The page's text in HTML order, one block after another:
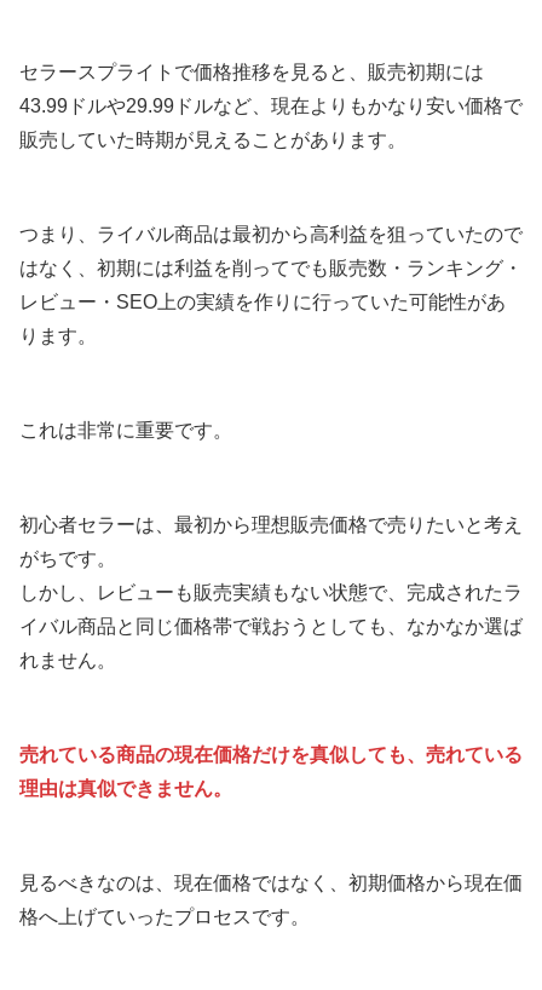
セラースプライトで価格推移を見ると、販売初期には
43.99ドルや29.99ドルなど、現在よりもかなり安い価格で
販売していた時期が見えることがあります。
つまり、ライバル商品は最初から高利益を狙っていたので
はなく、初期には利益を削ってでも販売数・ランキング・
レビュー・SEO上の実績を作りに行っていた可能性があ
ります。
これは非常に重要です。
初心者セラーは、最初から理想販売価格で売りたいと考え
がちです。
しかし、レビューも販売実績もない状態で、完成されたラ
イバル商品と同じ価格帯で戦おうとしても、なかなか選ば
れません。
売れている商品の現在価格だけを真似しても、売れている
理由は真似できません。
見るべきなのは、現在価格ではなく、初期価格から現在価
格へ上げていったプロセスです。